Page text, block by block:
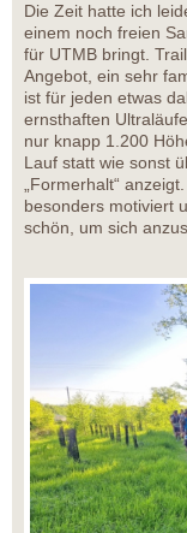
Die Zeit hatte ich
einem noch freien
für UTMB bringt.
Angebot, ein sehr
ist für jeden etwas
ernsthaften
nur knapp 1.200
Lauf statt wie sonst
„Formerhalt“
besonders motiviert
schön, um sich